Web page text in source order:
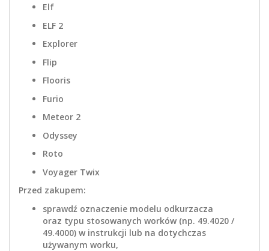
Elf
ELF 2
Explorer
Flip
Flooris
Furio
Meteor 2
Odyssey
Roto
Voyager Twix
Przed zakupem:
sprawdź oznaczenie modelu odkurzacza
oraz typu stosowanych worków (np. 49.4020 /
49.4000) w instrukcji lub na dotychczas
używanym worku,